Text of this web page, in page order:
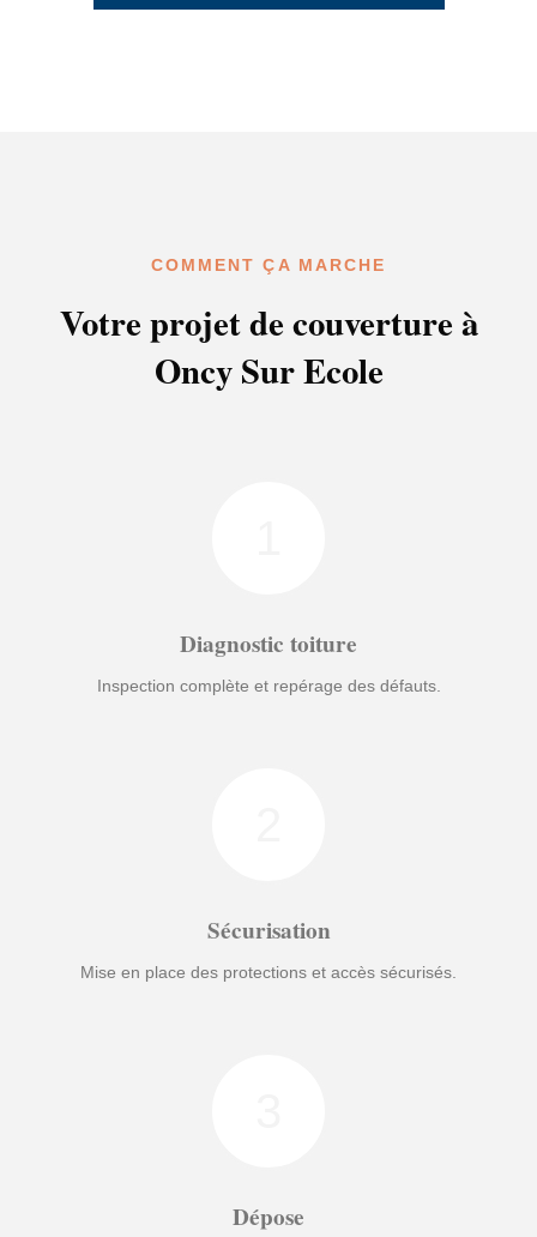
COMMENT ÇA MARCHE
Votre projet de couverture à
Oncy Sur Ecole
Diagnostic toiture
Inspection complète et repérage des défauts.
Sécurisation
Mise en place des protections et accès sécurisés.
Dépose